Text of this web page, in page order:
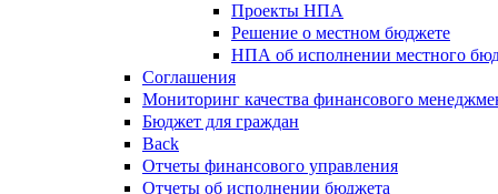
Проекты НПА
Решение о местном бюджете
НПА об исполнении местного
Соглашения
Мониторинг качества финансового
Бюджет для граждан
Back
Отчеты финансового управления
Отчеты об исполнении бюджета